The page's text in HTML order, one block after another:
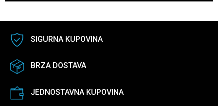
SIGURNA KUPOVINA
BRZA DOSTAVA
JEDNOSTAVNA KUPOVINA